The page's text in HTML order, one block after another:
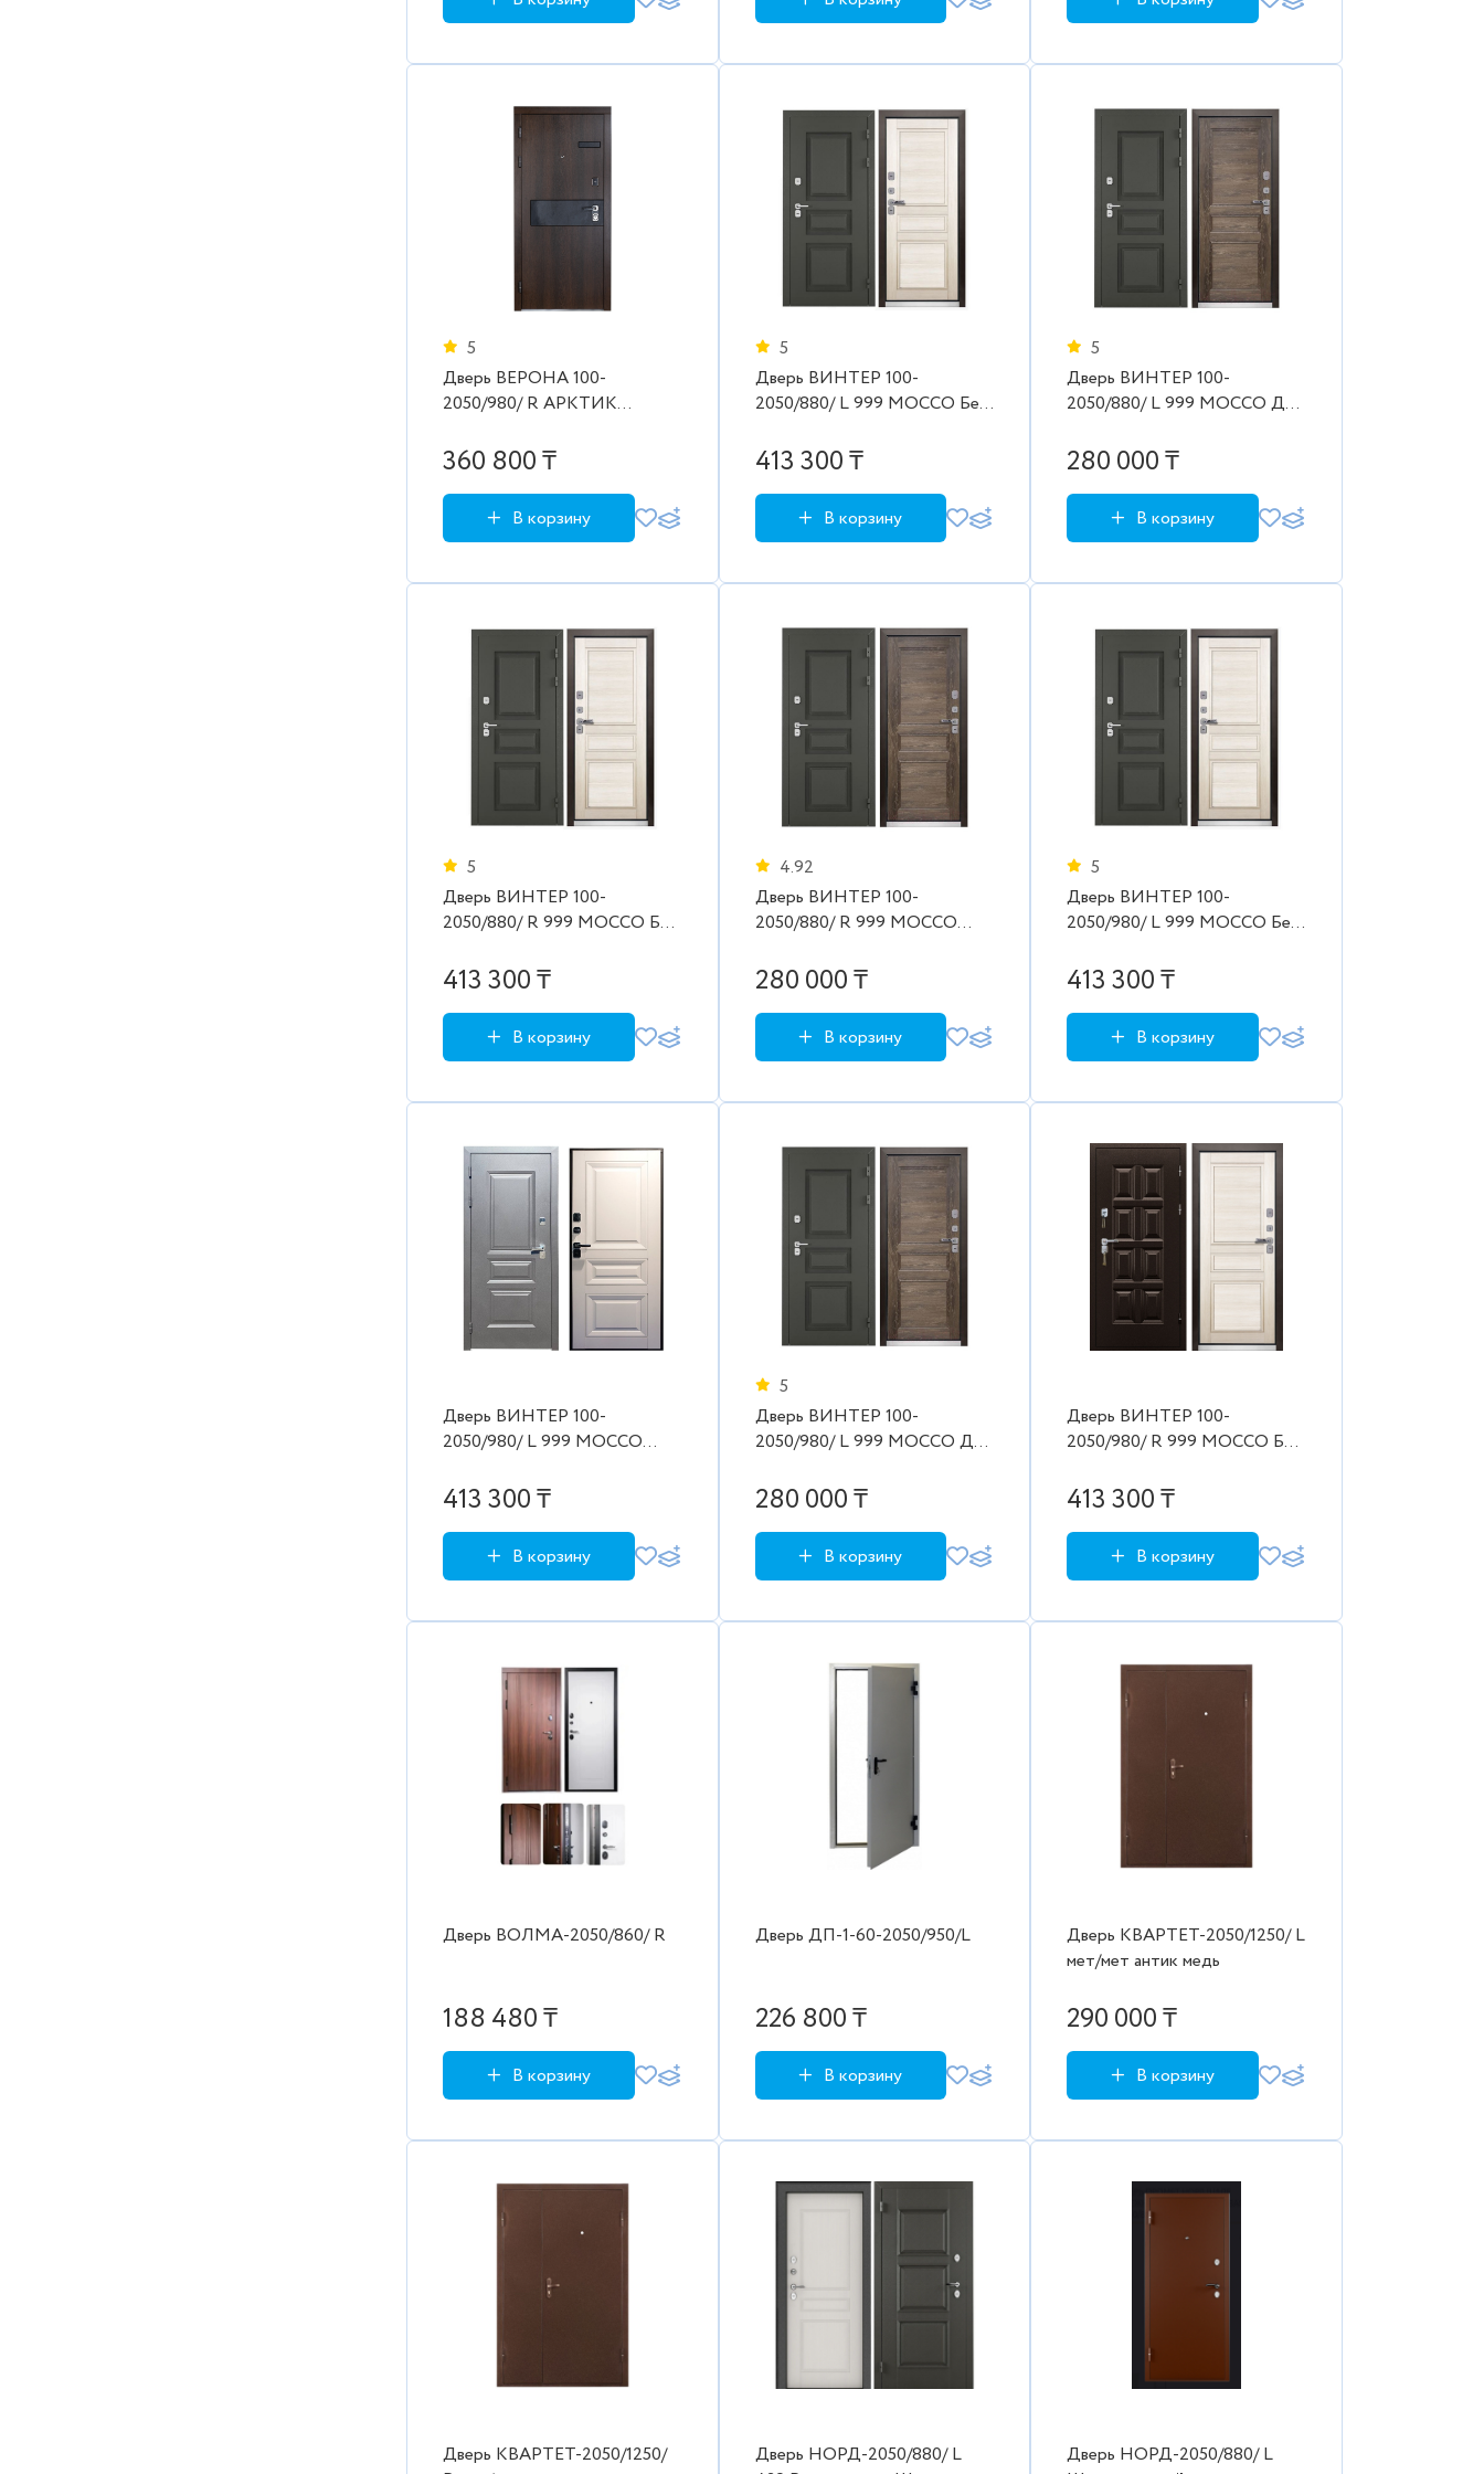
5
Дверь ВЕРОНА 100-
2050/980/ R АРКТИК
360 800 ₸
В корзину
5
Дверь ВИНТЕР 100-
2050/880/ L 999 MOCCO Бел
413 300 ₸
В корзину
5
Дверь ВИНТЕР 100-
2050/880/ L 999 MOCCO Дуб
280 000 ₸
В корзину
5
Дверь ВИНТЕР 100-
2050/880/ R 999 MOCCO Бел
413 300 ₸
В корзину
4.92
Дверь ВИНТЕР 100-
2050/880/ R 999 MOCCO
280 000 ₸
В корзину
5
Дверь ВИНТЕР 100-
2050/980/ L 999 MOCCO Бел
413 300 ₸
В корзину
Дверь ВИНТЕР 100-
2050/980/ L 999 MOCCO
413 300 ₸
В корзину
5
Дверь ВИНТЕР 100-
2050/980/ L 999 MOCCO Дуб
280 000 ₸
В корзину
Дверь ВИНТЕР 100-
2050/980/ R 999 MOCCO Бел
413 300 ₸
В корзину
Дверь ВОЛМА-2050/860/ R
188 480 ₸
В корзину
Дверь ДП-1-60-2050/950/L
226 800 ₸
В корзину
Дверь КВАРТЕТ-2050/1250/ L
мет/мет антик медь
290 000 ₸
В корзину
Дверь КВАРТЕТ-2050/1250/
Дверь НОРД-2050/880/ L
Дверь НОРД-2050/880/ L